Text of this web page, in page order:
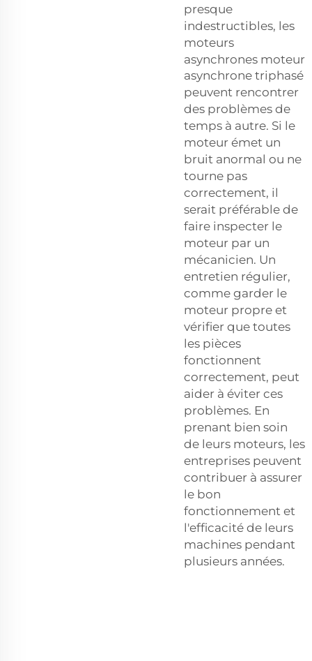
presque
indestructibles, les
moteurs
asynchrones moteur
asynchrone triphasé
peuvent rencontrer
des problèmes de
temps à autre. Si le
moteur émet un
bruit anormal ou ne
tourne pas
correctement, il
serait préférable de
faire inspecter le
moteur par un
mécanicien. Un
entretien régulier,
comme garder le
moteur propre et
vérifier que toutes
les pièces
fonctionnent
correctement, peut
aider à éviter ces
problèmes. En
prenant bien soin
de leurs moteurs, les
entreprises peuvent
contribuer à assurer
le bon
fonctionnement et
l'efficacité de leurs
machines pendant
plusieurs années.